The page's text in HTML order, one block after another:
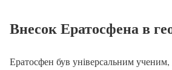
Внесок Ератосфена в
Ератосфен був універсальним